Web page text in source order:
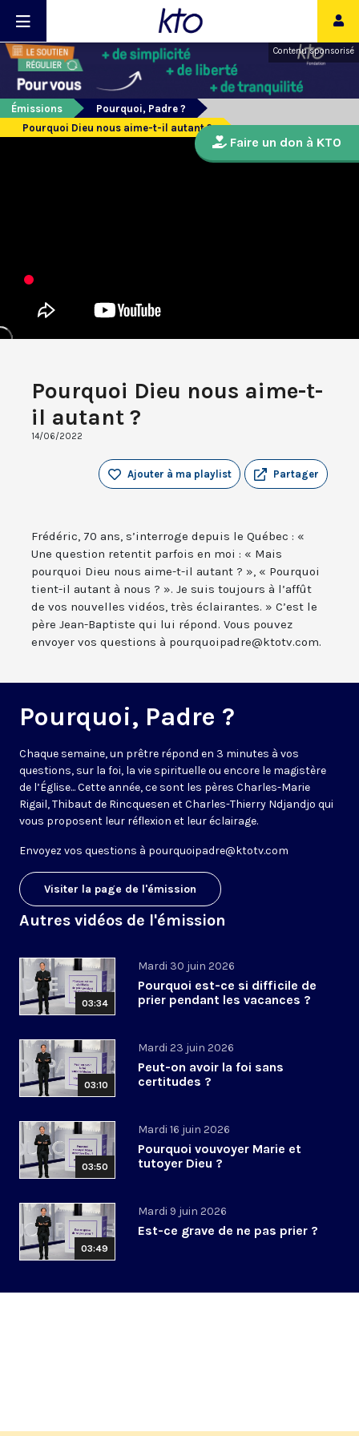
Contenu sponsorisé
Émissions
Pourquoi, Padre ?
Pourquoi Dieu nous aime-t-il autant ?
Pourquoi Dieu nous aime-t-
il autant ?
14/06/2022
Partager
Ajouter à ma playlist
Frédéric, 70 ans, s’interroge depuis le Québec : «
Une question retentit parfois en moi : « Mais
pourquoi Dieu nous aime-t-il autant ? », « Pourquoi
tient-il autant à nous ? ». Je suis toujours à l’affût
de vos nouvelles vidéos, très éclairantes. » C’est le
père Jean-Baptiste qui lui répond. Vous pouvez
envoyer vos questions à pourquoipadre@ktotv.com.
Pourquoi, Padre ?
Chaque semaine, un prêtre répond en 3 minutes à vos
questions, sur la foi, la vie spirituelle ou encore le magistère
de l’Église... Cette année, ce sont les pères Charles-Marie
Rigail, Thibaut de Rincquesen et Charles-Thierry Ndjandjo qui
vous proposent leur réflexion et leur éclairage.
Envoyez vos questions à pourquoipadre@ktotv.com
Visiter la page de l'émission
Autres vidéos de l'émission
03:34
Mardi 30 juin 2026
Pourquoi est-ce si difficile de
prier pendant les vacances ?
03:10
Mardi 23 juin 2026
Peut-on avoir la foi sans
certitudes ?
03:50
Mardi 16 juin 2026
Pourquoi vouvoyer Marie et
tutoyer Dieu ?
03:49
Mardi 9 juin 2026
Est-ce grave de ne pas prier ?
Faire un don à KTO